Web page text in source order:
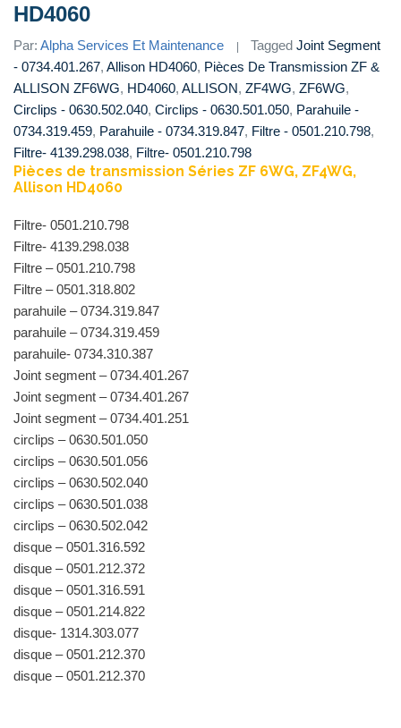
HD4060
Par: Alpha Services Et Maintenance Tagged Joint Segment
- 0734.401.267, Allison HD4060, Pièces De Transmission ZF &
ALLISON ZF6WG, HD4060, ALLISON, ZF4WG, ZF6WG,
Circlips - 0630.502.040, Circlips - 0630.501.050, Parahuile -
0734.319.459, Parahuile - 0734.319.847, Filtre - 0501.210.798,
Filtre- 4139.298.038, Filtre- 0501.210.798
Pièces de transmission Séries ZF 6WG, ZF4WG,
Allison HD4060
Filtre- 0501.210.798
Filtre- 4139.298.038
Filtre – 0501.210.798
Filtre – 0501.318.802
parahuile – 0734.319.847
parahuile – 0734.319.459
parahuile- 0734.310.387
Joint segment – 0734.401.267
Joint segment – 0734.401.267
Joint segment – 0734.401.251
circlips – 0630.501.050
circlips – 0630.501.056
circlips – 0630.502.040
circlips – 0630.501.038
circlips – 0630.502.042
disque – 0501.316.592
disque – 0501.212.372
disque – 0501.316.591
disque – 0501.214.822
disque- 1314.303.077
disque – 0501.212.370
disque – 0501.212.370